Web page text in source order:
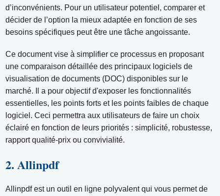
d’inconvénients. Pour un utilisateur potentiel, comparer et
décider de l’option la mieux adaptée en fonction de ses
besoins spécifiques peut être une tâche angoissante.
Ce document vise à simplifier ce processus en proposant
une comparaison détaillée des principaux logiciels de
visualisation de documents (DOC) disponibles sur le
marché. Il a pour objectif d'exposer les fonctionnalités
essentielles, les points forts et les points faibles de chaque
logiciel. Ceci permettra aux utilisateurs de faire un choix
éclairé en fonction de leurs priorités : simplicité, robustesse,
rapport qualité-prix ou convivialité.
2. Allinpdf
Allinpdf est un outil en ligne polyvalent qui vous permet de